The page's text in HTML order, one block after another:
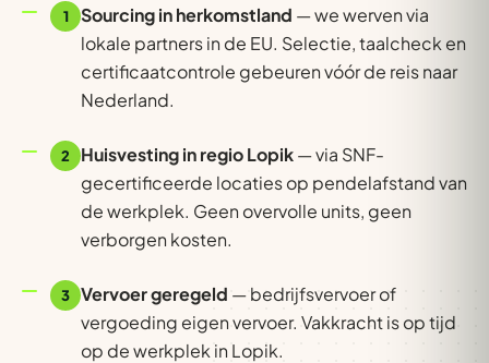
1 Sourcing in herkomstland — we werven via
lokale partners in de EU. Selectie, taalcheck en
certificaatcontrole gebeuren vóór de reis naar
Nederland.
2 Huisvesting in regio Lopik— via SNF-
gecertificeerde locaties op pendelafstand van
de werkplek. Geen overvolle units, geen
verborgen kosten.
3 Vervoer geregeld — bedrijfsvervoer of
vergoeding eigen vervoer. Vakkracht is op tijd
op de werkplek in Lopik.